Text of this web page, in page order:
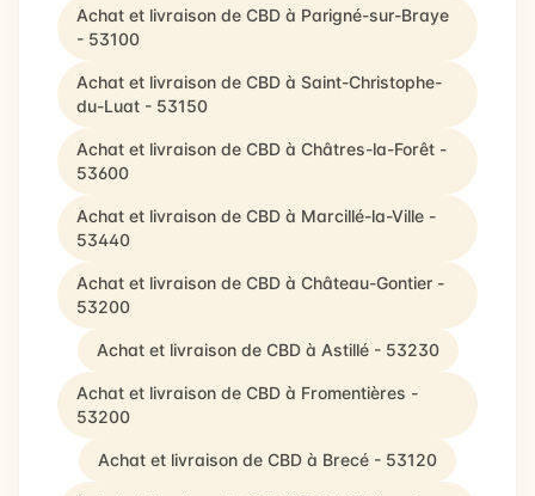
Achat et livraison de CBD à Parigné-sur-Braye
- 53100
Achat et livraison de CBD à Saint-Christophe-
du-Luat - 53150
Achat et livraison de CBD à Châtres-la-Forêt -
53600
Achat et livraison de CBD à Marcillé-la-Ville -
53440
Achat et livraison de CBD à Château-Gontier -
53200
Achat et livraison de CBD à Astillé - 53230
Achat et livraison de CBD à Fromentières -
53200
Achat et livraison de CBD à Brecé - 53120